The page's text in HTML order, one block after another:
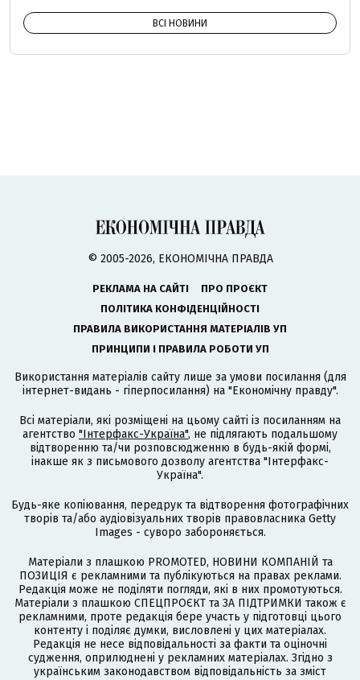
ВСІ НОВИНИ
© 2005-2026, ЕКОНОМІЧНА ПРАВДА
РЕКЛАМА НА САЙТІ
ПРО ПРОЄКТ
ПОЛІТИКА КОНФІДЕНЦІЙНОСТІ
ПРАВИЛА ВИКОРИСТАННЯ МАТЕРІАЛІВ УП
ПРИНЦИПИ І ПРАВИЛА РОБОТИ УП
Використання матеріалів сайту лише за умови посилання (для
інтернет-видань - гіперпосилання) на "Економічну правду".
Всі матеріали, які розміщені на цьому сайті із посиланням на
агентство "Інтерфакс-Україна", не підлягають подальшому
відтворенню та/чи розповсюдженню в будь-якій формі,
інакше як з письмового дозволу агентства "Інтерфакс-
Україна".
Будь-яке копіювання, передрук та відтворення фотографічних
творів та/або аудіовізуальних творів правовласника Getty
Images - суворо забороняється.
Матеріали з плашкою PROMOTED, НОВИНИ КОМПАНІЙ та
ПОЗИЦІЯ є рекламними та публікуються на правах реклами.
Редакція може не поділяти погляди, які в них промотуються.
Матеріали з плашкою СПЕЦПРОЄКТ та ЗА ПІДТРИМКИ також є
рекламними, проте редакція бере участь у підготовці цього
контенту і поділяє думки, висловлені у цих матеріалах.
Редакція не несе відповідальності за факти та оціночні
судження, оприлюднені у рекламних матеріалах. Згідно з
українським законодавством відповідальність за зміст